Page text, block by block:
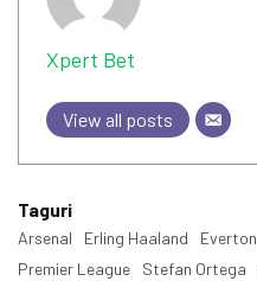
Xpert Bet
View all posts
Taguri
Arsenal Erling Haaland Everton
Premier League
Stefan Ortega